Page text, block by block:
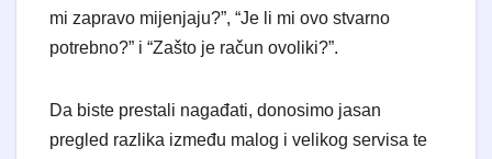
mi zapravo mijenjaju?”, “Je li mi ovo stvarno
potrebno?” i “Zašto je račun ovoliki?”.
​Da biste prestali nagađati, donosimo jasan
pregled razlika između malog i velikog servisa te